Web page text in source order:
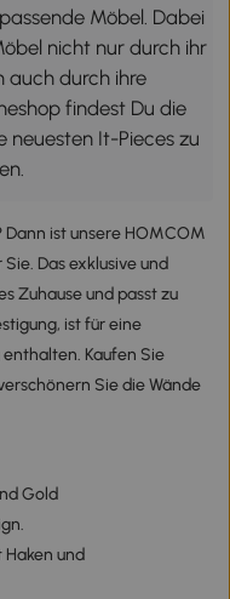
Möbel. Dabei
nicht nur durch ihr
auch durch ihre
findest Du die
neuesten It-Pieces zu
ist unsere HOMCOM
Das exklusive und
Zuhause und passt zu
ist für eine
Kaufen Sie
Sie die Wände
Gold
und